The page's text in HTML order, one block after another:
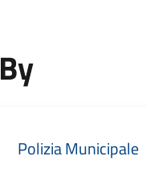
By
Polizia Municipale